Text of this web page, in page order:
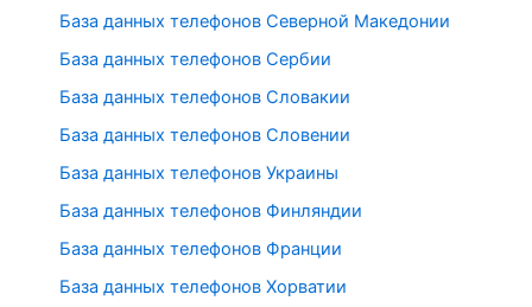
База данных телефонов Северной Македонии
База данных телефонов Сербии
База данных телефонов Словакии
База данных телефонов Словении
База данных телефонов Украины
База данных телефонов Финляндии
База данных телефонов Франции
База данных телефонов Хорватии